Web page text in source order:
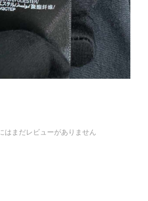
はまだレビューがありません